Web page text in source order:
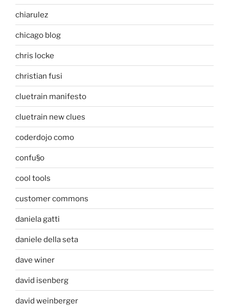
chiarulez
chicago blog
chris locke
christian fusi
cluetrain manifesto
cluetrain new clues
coderdojo como
confu§o
cool tools
customer commons
daniela gatti
daniele della seta
dave winer
david isenberg
david weinberger